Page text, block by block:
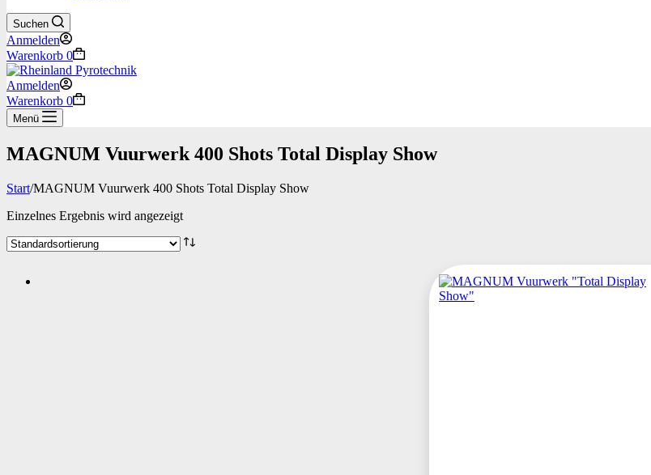
Suchen
Anmelden
Warenkorb 0
Anmelden
Warenkorb 0
Menü
MAGNUM Vuurwerk 400 Shots Total Display Show
Start/MAGNUM Vuurwerk 400 Shots Total Display Show
Einzelnes Ergebnis wird angezeigt